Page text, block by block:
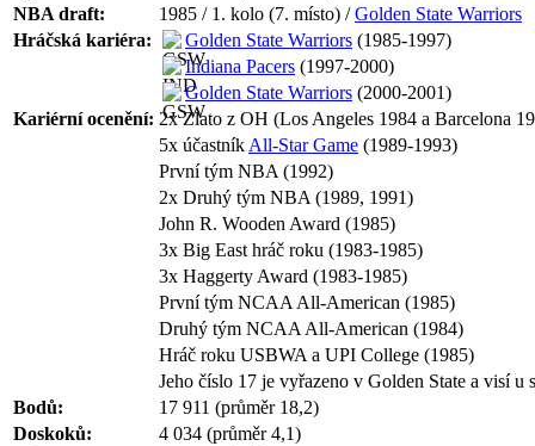
NBA draft:
1985 / 1. kolo (7. místo) /Golden State Warriors
Hráčská kariéra:
Golden State Warriors (1985-1997)
Indiana Pacers (1997-2000)
Golden State Warriors (2000-2001)
Kariérní ocenění: 2x Zlato z OH (Los Angeles 1984 a Barcelona
5x účastník All-Star Game (1989-1993)
První tým NBA (1992)
2x Druhý tým NBA (1989, 1991)
John R. Wooden Award (1985)
3x Big East hráč roku (1983-1985)
3x Haggerty Award (1983-1985)
První tým NCAA All-American (1985)
Druhý tým NCAA All-American (1984)
Hráč roku USBWA a UPI College (1985)
Jeho číslo 17 je vyřazeno v Golden State a visí u
Bodů:
17 911 (průměr 18,2)
Doskoků:
4 034 (průměr 4,1)